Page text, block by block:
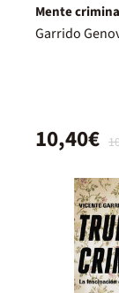
Mente
Garrido
10,40€